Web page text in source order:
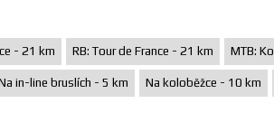
- 21 km RB: Tour de France - 21 km MTB:
in-line bruslích - 5 km Na koloběžce - 10 km